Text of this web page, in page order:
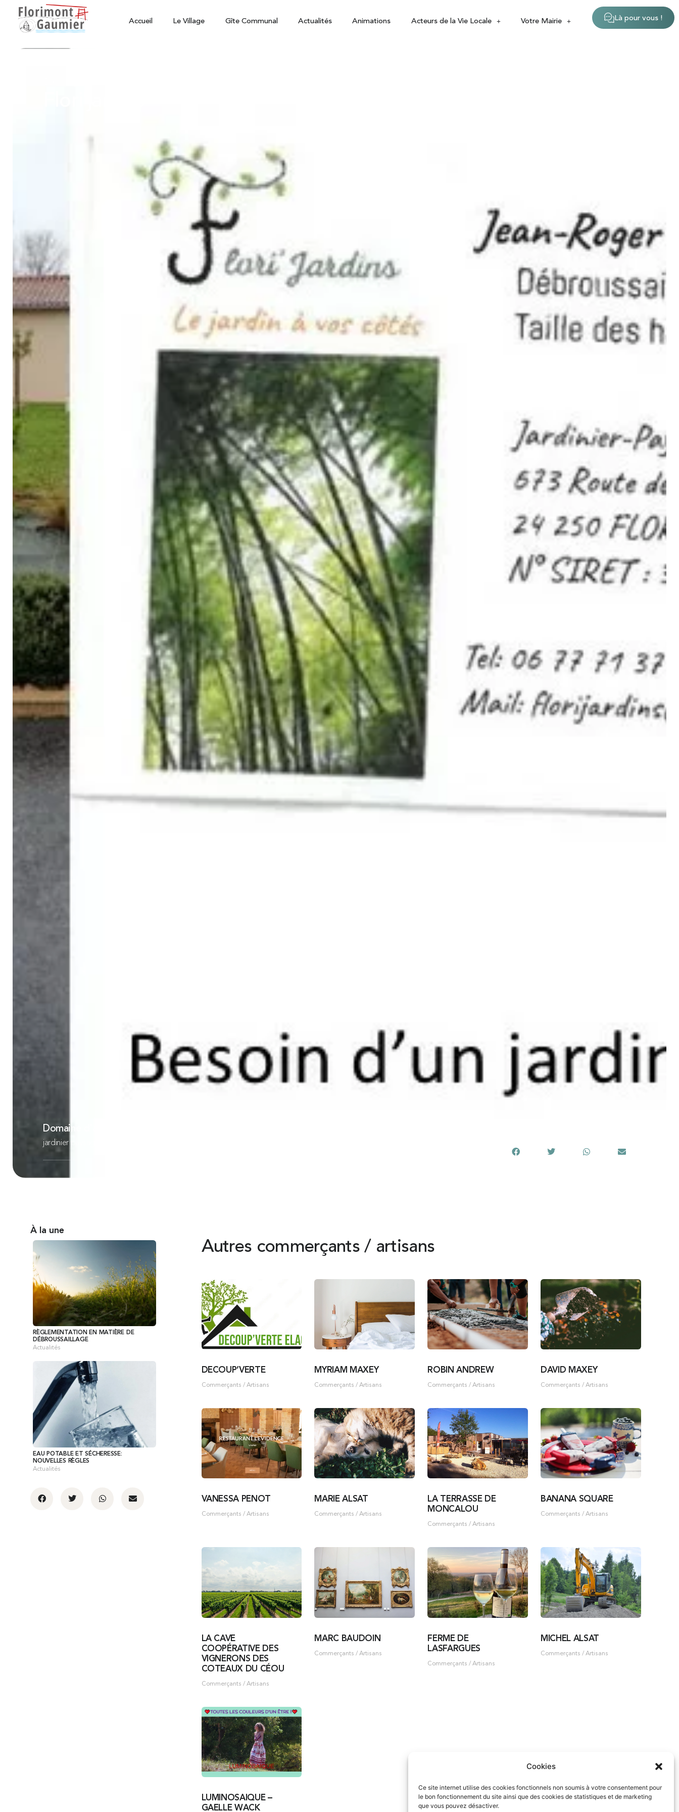
Cookies
Ce site internet utilise des cookies fonctionnels non soumis à votre consentement pour
le bon fonctionnement du site ainsi que des cookies de statistiques et de marketing
que vous pouvez désactiver.
Accueil Le Village Gîte Communal Actualités Animations Acteurs de la Vie Locale Votre Mairie Là pour vous !
Domaine d'activité
jardinier paysagiste situé à Florimont Gaumier
À la une
RÈGLEMENTATION EN MATIÈRE DE
DÉBROUSSAILLAGE
Actualités
EAU POTABLE ET SÉCHERESSE:
NOUVELLES RÈGLES
Actualités
Autres commerçants / artisans
DÉCOUP’VERTE
Commerçants / Artisans
MYRIAM MAXEY
Commerçants / Artisans
ROBIN ANDREW
Commerçants / Artisans
DAVID MAXEY
Commerçants / Artisans
VANESSA PENOT
Commerçants / Artisans
MARIE ALSAT
Commerçants / Artisans
LA TERRASSE DE
MONCALOU
Commerçants / Artisans
BANANA SQUARE
Commerçants / Artisans
LA CAVE
COOPÉRATIVE DES
VIGNERONS DES
COTEAUX DU CÉOU
Commerçants / Artisans
MARC BAUDOIN
Commerçants / Artisans
FERME DE
LASFARGUES
Commerçants / Artisans
MICHEL ALSAT
Commerçants / Artisans
LUMINOSAIQUE –
GAELLE WACK